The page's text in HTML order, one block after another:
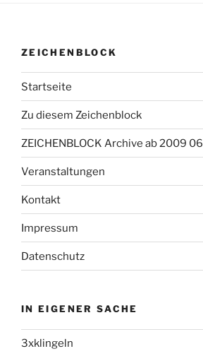
ZEICHENBLOCK
Startseite
Zu diesem Zeichenblock
ZEICHENBLOCK Archive ab 2009 06
Veranstaltungen
Kontakt
Impressum
Datenschutz
IN EIGENER SACHE
3xklingeln